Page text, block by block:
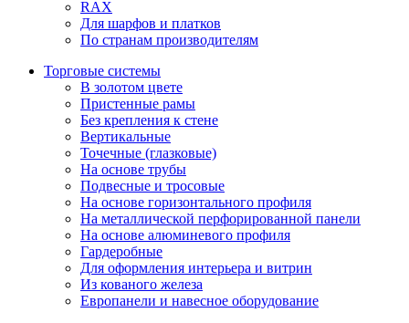
RAX
Для шарфов и платков
По странам производителям
Торговые системы
В золотом цвете
Пристенные рамы
Без крепления к стене
Вертикальные
Точечные (глазковые)
На основе трубы
Подвесные и тросовые
На основе горизонтального профиля
На металлической перфорированной панели
На основе алюминевого профиля
Гардеробные
Для оформления интерьера и витрин
Из кованого железа
Европанели и навесное оборудование